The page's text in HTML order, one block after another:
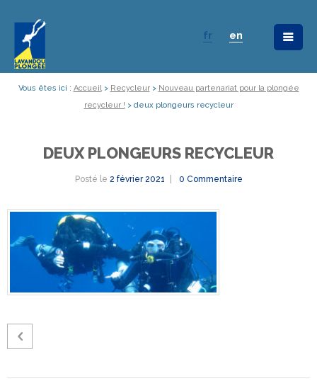
fr en
Vous êtes ici : Accueil> Recycleur> Nouveau partenariat pour la plongée
recycleur ! > deux plongeurs recycleur
DEUX PLONGEURS RECYCLEUR
Posté le 2 février 2021 0 Commentaire